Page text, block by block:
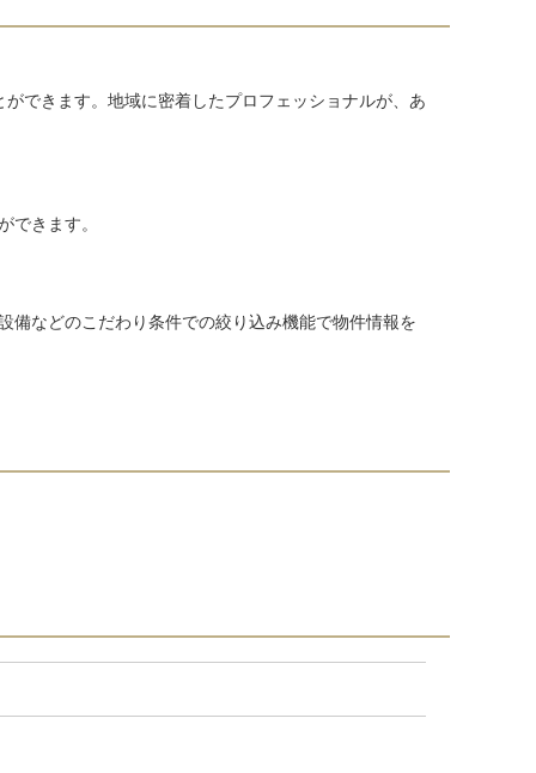
できます。地域に密着したプロフェッショナルが、あ
できます。
備などのこだわり条件での絞り込み機能で物件情報を